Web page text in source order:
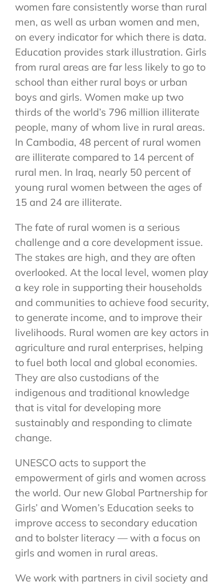
women fare consistently worse than rural
men, as well as urban women and men,
on every indicator for which there is data.
Education provides stark illustration. Girls
from rural areas are far less likely to go to
school than either rural boys or urban
boys and girls. Women make up two
thirds of the world’s 796 million illiterate
people, many of whom live in rural areas.
In Cambodia, 48 percent of rural women
are illiterate compared to 14 percent of
rural men. In Iraq, nearly 50 percent of
young rural women between the ages of
15 and 24 are illiterate.
The fate of rural women is a serious
challenge and a core development issue.
The stakes are high, and they are often
overlooked. At the local level, women play
a key role in supporting their households
and communities to achieve food security,
to generate income, and to improve their
livelihoods. Rural women are key actors in
agriculture and rural enterprises, helping
to fuel both local and global economies.
They are also custodians of the
indigenous and traditional knowledge
that is vital for developing more
sustainably and responding to climate
change.
UNESCO acts to support the
empowerment of girls and women across
the world. Our new Global Partnership for
Girls’ and Women’s Education seeks to
improve access to secondary education
and to bolster literacy — with a focus on
girls and women in rural areas.
We work with partners in civil society and